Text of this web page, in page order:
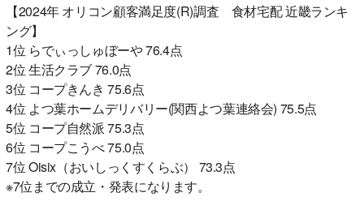
【2024年 オリコン顧客満足度(R)調査 食材宅配 近畿ランキ
ング】
1位 らでぃっしゅぼーや 76.4点
2位 生活クラブ 76.0点
3位 コープきんき 75.6点
4位 よつ葉ホームデリバリー(関西よつ葉連絡会) 75.5点
5位 コープ自然派 75.3点
6位 コープこうべ 75.0点
7位 Oisix（おいしっくすくらぶ） 73.3点
※7位までの成立・発表になります。